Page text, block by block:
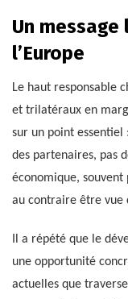
Un
l’Europe
Le haut responsable
et trilatéraux en
sur un point essentiel
des partenaires, pas
économique,
au contraire être vue
Il a répété que le
une opportunité
actuelles que